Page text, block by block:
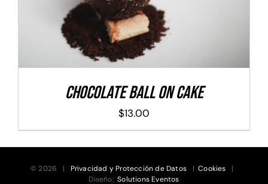
Chocolate Ball On Cake
$13.00
© 2026 | Privacidad y Protección de Datos | Cookies |
Diseño: Solutions Eventos